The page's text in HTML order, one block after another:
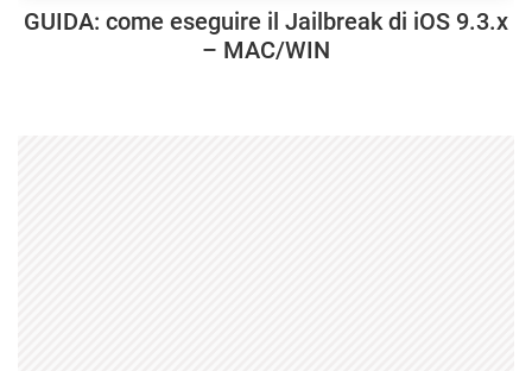
GUIDA: come eseguire il Jailbreak di iOS 9.3.x
– MAC/WIN